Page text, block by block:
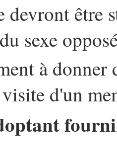
devront être
sexe
à
d'un